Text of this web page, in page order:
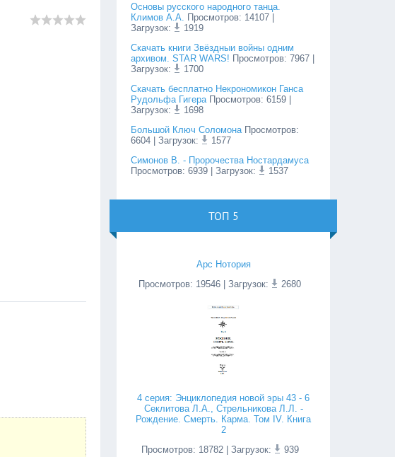
Основы русского народного танца.
Климов А.А. Просмотров: 14107
Загрузок:
1919
Cкачать книги Звёздныи войны одним
архивом. STAR WARS! Просмотров:7967
Загрузок:
1700
Скачать бесплатно Некрономикон Ганса
Рудольфа Гигера Просмотров:6159
Загрузок:
1698
Большой Ключ Соломона Просмотров:
6604 | Загрузок:
1577
Симонов В. - Пророчества Ностардамуса
Просмотров:6939 | Загрузок: 1537
ТОП 5
Арс Нотория
Просмотров: 19546 | Загрузок: 2680
4 серия: Энциклопедия новой эры 43 - 6
Секлитова Л.А., Стрельникова Л.Л. -
Рождение. Смерть. Карма. Том IV. Книга
2
Просмотров: 18782| Загрузок: 939